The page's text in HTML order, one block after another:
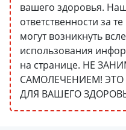
вашего здоровья.
ответственности за
могут возникнуть
использования
на странице. НЕ
САМОЛЕЧЕНИЕМ!
ДЛЯ ВАШЕГО